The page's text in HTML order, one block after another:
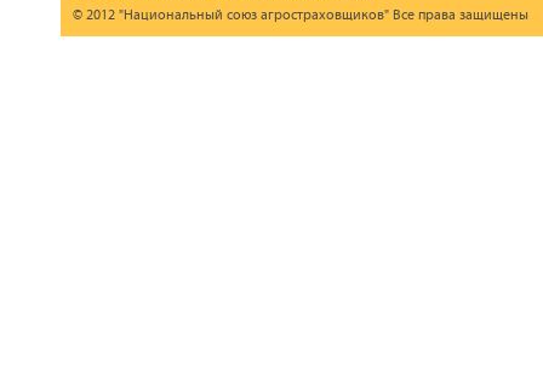
© 2012 "Национальный союз агростраховщиков" Все права защищены